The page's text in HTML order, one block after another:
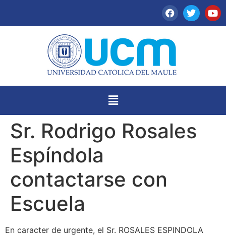
Sr. Rodrigo Rosales
Espíndola
contactarse con
Escuela
En caracter de urgente, el Sr. ROSALES ESPINDOLA